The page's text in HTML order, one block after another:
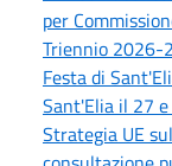
per
Triennio 2026-
Festa di
Sant'Elia il 27
Strategia UE